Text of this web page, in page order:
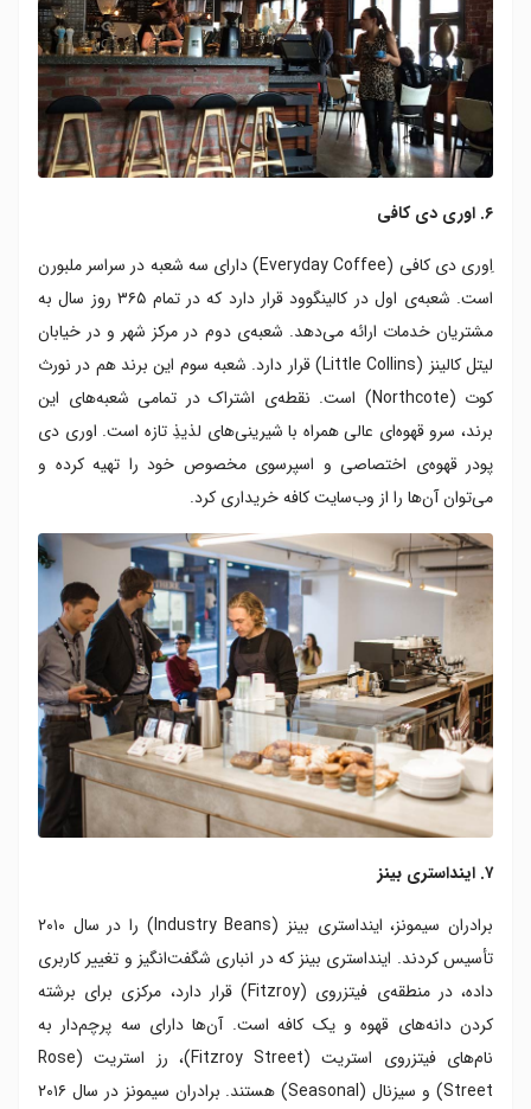
۶. اوری دی کافی
اِوری‌ دی کافی (Everyday Coffee) دارای سه شعبه در سراسر ملبورن
است. شعبه‌ی اول در کالینگوود قرار دارد که در تمام ۳۶۵ روز سال به
مشتریان خدمات ارائه می‌دهد. شعبه‌ی دوم در مرکز شهر و در خیابان
لیتل کالینز (Little Collins) قرار دارد. شعبه سوم این برند هم در نورث‌
کوت (Northcote) است. نقطه‌ی اشتراک در تمامی شعبه‌های این
برند، سرو قهوه‌ای عالی همراه با شیرینی‌های لذیذِ تازه است. اوری‌ دی
پودر قهوه‌ی اختصاصی و اسپرسوی مخصوص خود را تهیه کرده و
می‌توان آن‌ها را از وب‌سایت کافه خریداری کرد.
۷. اینداستری بینز
برادران سیمونز، اینداستری بینز (Industry Beans) را در سال ۲۰۱۰
تأسیس کردند. اینداستری بینز که در انباری شگفت‌انگیز و تغییر کاربری
داده، در منطقه‌ی فیتزروی (Fitzroy) قرار دارد، مرکزی برای برشته
کردن دانه‌های قهوه و یک کافه است. آن‌ها دارای سه پرچم‌دار به
نام‌های فیتزروی استریت (Fitzroy Street)، رز استریت (Rose
Street) و سیزنال (Seasonal) هستند. برادران سیمونز در سال ۲۰۱۶